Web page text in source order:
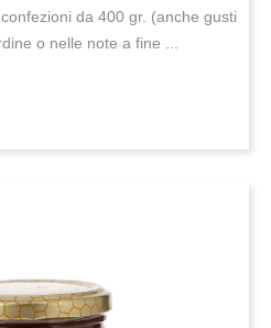
da 400 gr. (anche gusti
o nelle note a fine ...